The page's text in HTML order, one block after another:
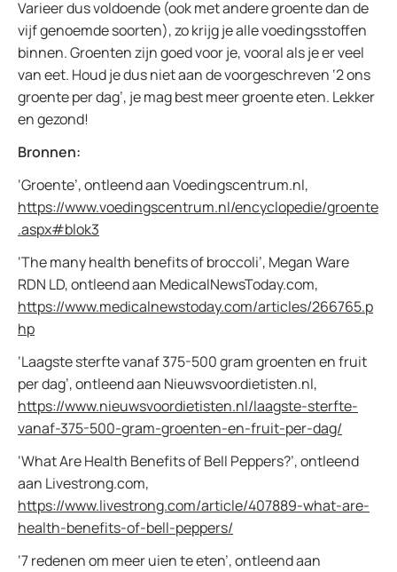
Varieer dus voldoende (ook met andere groente dan de
vijf genoemde soorten), zo krijg je alle voedingsstoffen
binnen. Groenten zijn goed voor je, vooral als je er veel
van eet. Houd je dus niet aan de voorgeschreven ‘2 ons
groente per dag’, je mag best meer groente eten. Lekker
en gezond!
Bronnen:
‘Groente’, ontleend aan Voedingscentrum.nl,
https://www.voedingscentrum.nl/encyclopedie/groente
.aspx#blok3
‘The many health benefits of broccoli’, Megan Ware
RDN LD, ontleend aan MedicalNewsToday.com,
https://www.medicalnewstoday.com/articles/266765.p
hp
‘Laagste sterfte vanaf 375-500 gram groenten en fruit
per dag’, ontleend aan Nieuwsvoordietisten.nl,
https://www.nieuwsvoordietisten.nl/laagste-sterfte-
vanaf-375-500-gram-groenten-en-fruit-per-dag/
‘What Are Health Benefits of Bell Peppers?’, ontleend
aan Livestrong.com,
https://www.livestrong.com/article/407889-what-are-
health-benefits-of-bell-peppers/
‘7 redenen om meer uien te eten’, ontleend aan